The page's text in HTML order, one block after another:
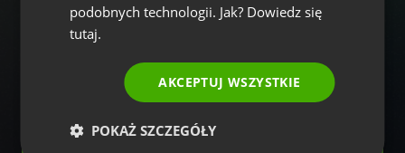
podobnych technologii. Jak? Dowiedz się
tutaj.
AKCEPTUJ WSZYSTKIE
POKAŻ SZCZEGÓŁY